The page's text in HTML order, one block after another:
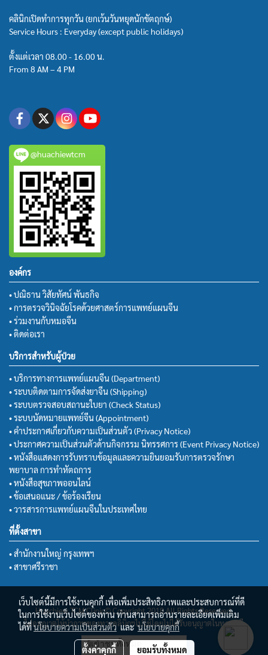
คลินิกเปิดทำการทุกวัน (ยกเว้นวันหยุดนักขัตฤกษ์)
Service Hours : Everyday (except public holidays)
ตั้งแต่เวลา 08.00 - 16.00 น.
From 8 AM – 4 PM
@huachiewtcm
องค์กร
• ปณิธาน วิสัยทัศน์ พันธกิจ
• การตรวจวินิจฉัยโรคด้วยศาสตร์การแพทย์แผนจีน
• ร่วมงานกับหมอจีน
• ติดต่อเรา
บริการสำหรับผู้ป่วย
• บริการทางการแพทย์แผนจีน (Department)
• ระบบติดตามการจัดส่งยาจีน (Shipping)
• ระบบตรวจสอบสถานะใบยา (Check Status)
• ระบบนัดหมายแพทย์จีน (Appointment)
• คำประกาศเกี่ยวกับความเป็นส่วนตัว (Privacy Notice)
• ประกาศความเป็นส่วนตัวด้านกิจกรรม นิทรรศการ (Event Privacy Notice)
• หนังสือแสดงการรับทราบข้อมูลและความยินยอมรับการตรวจรักษา
พยาบาล การทำหัตถการ
• หนังสือสุขภาพออนไลน์
• ข้อเสนอแนะ / ข้อร้องเรียน
• วารสารการแพทย์แผนจีนในประเทศไทย
ที่ตั้งสาขา
• สำนักงานใหญ่ กรุงเทพฯ
• สาขาศรีราชา
Huachiew TCM Clinic© Copyright 2018 All Rights Reserved.
ไม่อนุญาตให้นำภาพของทางคลินิกฯไปใช้โดยไม่ได้รับอนุญาตในทุกกรณี
ผู้เข้าชมทั้งหมด
เว็บไซต์นี้มีการใช้งานคุกกี้ เพื่อเพิ่มประสิทธิภาพและประสบการณ์ที่ดี
ในการใช้งานเว็บไซต์ของท่าน ท่านสามารถอ่านรายละเอียดเพิ่มเติม
ได้ที่นโยบายความเป็นส่วนตัวและนโยบายคุกกี้
ตั้งค่าคุกกี้ ยอมรับทั้งหมด